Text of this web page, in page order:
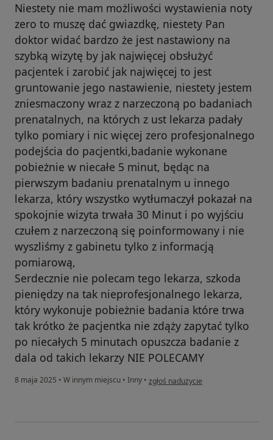
Niestety nie mam możliwości wystawienia noty
zero to muszę dać gwiazdkę, niestety Pan
doktor widać bardzo że jest nastawiony na
szybką wizytę by jak najwięcej obsłużyć
pacjentek i zarobić jak najwięcej to jest
gruntowanie jego nastawienie, niestety jestem
zniesmaczony wraz z narzeczoną po badaniach
prenatalnych, na których z ust lekarza padały
tylko pomiary i nic więcej zero profesjonalnego
podejścia do pacjentki,badanie wykonane
pobieżnie w niecałe 5 minut, będąc na
pierwszym badaniu prenatalnym u innego
lekarza, który wszystko wytłumaczył pokazał na
spokojnie wizyta trwała 30 Minut i po wyjściu
czułem z narzeczoną się poinformowany i nie
wyszliśmy z gabinetu tylko z informacją
pomiarową,
Serdecznie nie polecam tego lekarza, szkoda
pieniędzy na tak nieprofesjonalnego lekarza,
który wykonuje pobieżnie badania które trwa
tak krótko że pacjentka nie zdąży zapytać tylko
po niecałych 5 minutach opuszcza badanie z
dala od takich lekarzy NIE POLECAMY
8 maja 2025 • W innym miejscu • Inny • w opinii użytkownika MgrMSz
zgłoś nadużycie